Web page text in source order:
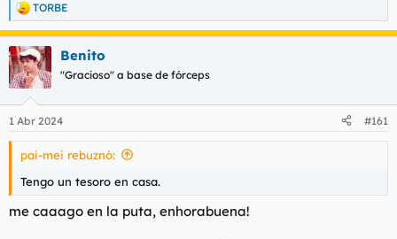
R
e
a
c
c
i
e
s
TORBE
Benito
"Gracioso" a base de fórceps
1 Abr 2024 #161
pai-mei rebuznó:
Tengo un tesoro en casa.
me caaago en la puta, enhorabuena!